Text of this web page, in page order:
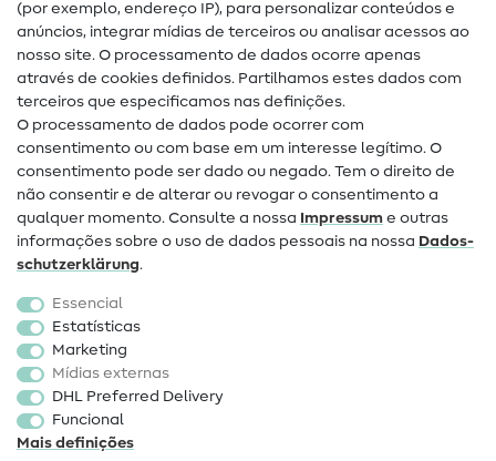
Guias de costura
Ajuda e contacto
Contacto
Mudança de proprietário
Perguntas frequentes (FAQ)
Direito de cancelamento
Popular
Tecidos
Acessórios de costura
Promoção
(por exemplo, endereço IP), para personalizar conteúdos e
anúncios, integrar mídias de terceiros ou analisar acessos ao
nosso site. O processamento de dados ocorre apenas
através de cookies definidos. Partilhamos estes dados com
terceiros que especificamos nas definições.
O processamento de dados pode ocorrer com
consentimento ou com base em um interesse legítimo. O
consentimento pode ser dado ou negado. Tem o direito de
não consentir e de alterar ou revogar o consentimento a
qualquer momento. Consulte a nossa Impressum e outras
informações sobre o uso de dados pessoais na nossa Dados­
schutz­erklärung.
Essencial
Estatísticas
Marketing
Mídias externas
DHL Preferred Delivery
Funcional
Mais definições